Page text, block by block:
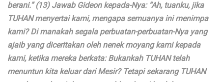
berani.” (13) Jawab Gideon kepada-Nya: “Ah, tuanku, jika
TUHAN menyertai kami, mengapa semuanya ini menimpa
kami? Di manakah segala perbuatan-perbuatan-Nya yang
ajaib yang diceritakan oleh nenek moyang kami kepada
kami, ketika mereka berkata: Bukankah TUHAN telah
menuntun kita keluar dari Mesir? Tetapi sekarang TUHAN